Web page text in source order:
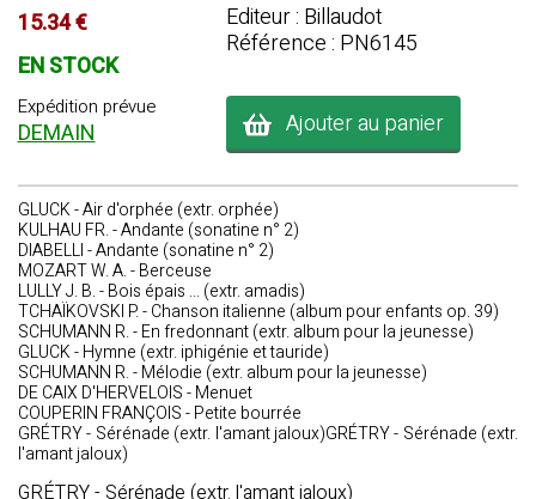
15.34 €
EN STOCK
Expédition prévue
DEMAIN
Editeur : Billaudot
Référence : PN6145
Ajouter au panier
GLUCK - Air d'orphée (extr. orphée)
KULHAU FR. - Andante (sonatine n° 2)
DIABELLI - Andante (sonatine n° 2)
MOZART W. A. - Berceuse
LULLY J. B. - Bois épais ... (extr. amadis)
TCHAÏKOVSKI P. - Chanson italienne (album pour enfants op. 39)
SCHUMANN R. - En fredonnant (extr. album pour la jeunesse)
GLUCK - Hymne (extr. iphigénie et tauride)
SCHUMANN R. - Mélodie (extr. album pour la jeunesse)
DE CAIX D'HERVELOIS - Menuet
COUPERIN FRANÇOIS - Petite bourrée
GRÉTRY - Sérénade (extr. l'amant jaloux)GRÉTRY - Sérénade (extr.
l'amant jaloux)
GRÉTRY - Sérénade (extr. l'amant jaloux)